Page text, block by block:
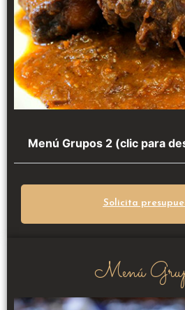
Menú Grupos 2 (clic para
Solicita
Menú